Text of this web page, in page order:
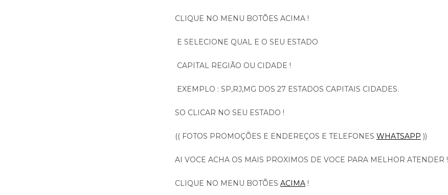
CLIQUE NO MENU BOTÕES ACIMA !
E SELECIONE QUAL E O SEU ESTADO
CAPITAL REGIÃO OU CIDADE !
EXEMPLO : SP,RJ,MG DOS 27 ESTADOS CAPITAIS CIDADES.
SO CLICAR NO SEU ESTADO !
(( FOTOS PROMOÇÕES E ENDEREÇOS E TELEFONES WHATSAPP ))
AI VOCE ACHA OS MAIS PROXIMOS DE VOCE PARA MELHOR ATENDER !
CLIQUE NO MENU BOTÕES ACIMA !